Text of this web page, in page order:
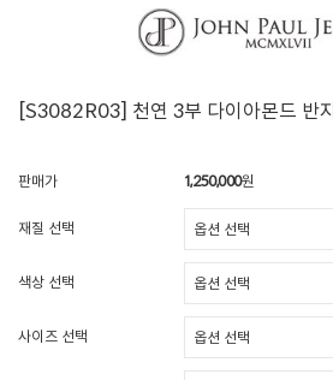
[S3082R03] 천연 3부 다이아몬드 반지
판매가 1,250,000원
재질 선택
색상 선택
사이즈 선택